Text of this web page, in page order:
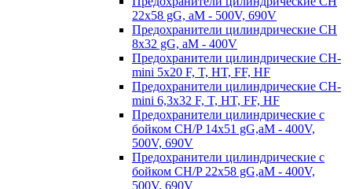
22x58 gG, aM - 500V, 690V
Предохранители цилиндрические CH
8x32 gG, aM - 400V
Предохранители цилиндрические CH-
mini 5x20 F, T, HT, FF, HF
Предохранители цилиндрические CH-
mini 6,3x32 F, T, HT, FF, HF
Предохранители цилиндрические с
бойком CH/P 14x51 gG,aM - 400V,
500V, 690V
Предохранители цилиндрические с
бойком CH/P 22x58 gG,aM - 400V,
500V, 690V